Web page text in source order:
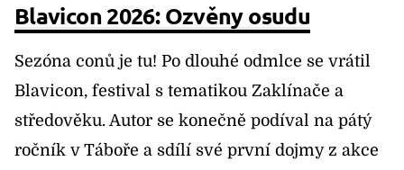
Blavicon 2026: Ozvěny osudu
Sezóna conů je tu! Po dlouhé odmlce se vrátil
Blavicon, festival s tematikou Zaklínače a
středověku. Autor se konečně podíval na pátý
ročník v Táboře a sdílí své první dojmy z akce